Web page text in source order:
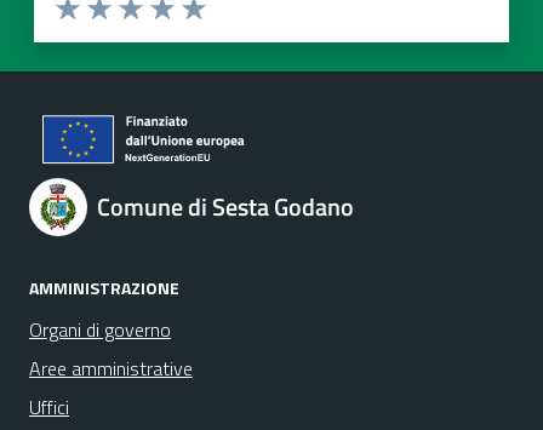
Valuta 5 stelle su 5
Valuta 4 stelle su 5
Valuta 3 stelle su 5
Valuta 2 stelle su 5
Valuta 1 stelle su 5
Comune di Sesta Godano
AMMINISTRAZIONE
Organi di governo
Aree amministrative
Uffici